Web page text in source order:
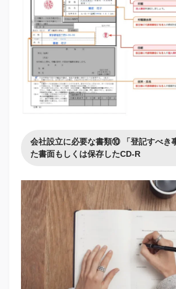
会社設立に必要な書類⑩ 「登記すべき
た書面もしくは保存したCD-R